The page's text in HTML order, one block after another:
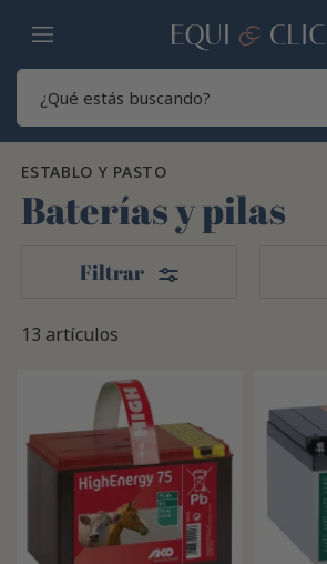
Hogar
ESTABLO Y PASTO
Baterías y pilas
13 artículos
Filtrar Filtros